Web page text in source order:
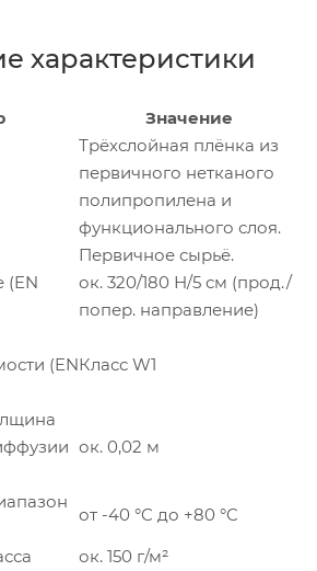
характеристики
Значение
Трёхслойная плёнка из
первичного нетканого
полипропилена и
функционального слоя.
Первичное сырьё.
(EN
ок. 320/180 Н/5 см (прод./
попер. направление)
(ENКласс W1
ок. 0,02 м
от -40 °C до +80 °C
ок. 150 г/м²